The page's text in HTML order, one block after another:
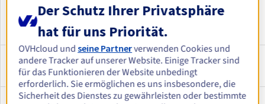
(France -
Strasbourg)
snc
Europe
(Germany -
Limburg)
eu-west-lim 1-AZ 3
Europe
eu-west-lz-dln
LOCAL-
-
Der Schutz Ihrer Privatsphäre
hat für uns Priorität.
OVHcloud undseine Partnerverwenden Cookies und
andere Tracker auf unserer Website. Einige Tracker sind
für das Funktionieren der Website unbedingt
erforderlich. Sie ermöglichen es uns insbesondere, die
Sicherheit des Dienstes zu gewährleisten oder bestimmte